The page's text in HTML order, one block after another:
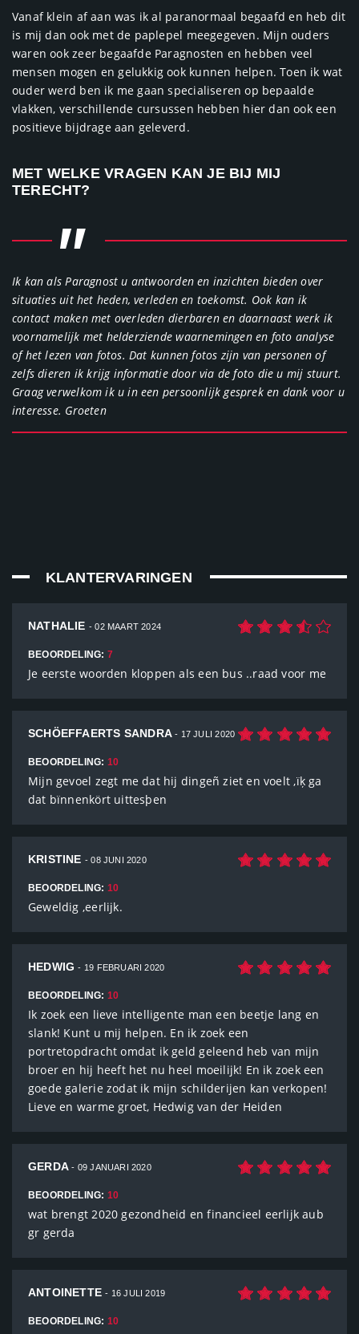
Vanaf klein af aan was ik al paranormaal begaafd en heb dit
is mij dan ook met de paplepel meegegeven. Mijn ouders
waren ook zeer begaafde Paragnosten en hebben veel
mensen mogen en gelukkig ook kunnen helpen. Toen ik wat
ouder werd ben ik me gaan specialiseren op bepaalde
vlakken, verschillende cursussen hebben hier dan ook een
positieve bijdrage aan geleverd.
MET WELKE VRAGEN KAN JE BIJ MIJ
TERECHT?
"
Ik kan als Paragnost u antwoorden en inzichten bieden over
situaties uit het heden, verleden en toekomst. Ook kan ik
contact maken met overleden dierbaren en daarnaast werk ik
voornamelijk met helderziende waarnemingen en foto analyse
of het lezen van fotos. Dat kunnen fotos zijn van personen of
zelfs dieren ik krijg informatie door via de foto die u mij stuurt.
Graag verwelkom ik u in een persoonlijk gesprek en dank voor u
interesse. Groeten
KLANTERVARINGEN
NATHALIE - 02 MAART 2024
BEOORDELING: 7
Je eerste woorden kloppen als een bus ..raad voor me
SCHÖEFFAERTS SANDRA- 17 JULI 2020
BEOORDELING: 10
Mijn gevoel zegt me dat hij dingeñ ziet en voelt ,ïķ ga
dat bïnnenkört uittesþen
KRISTINE - 08 JUNI 2020
BEOORDELING: 10
Geweldig ,eerlijk.
HEDWIG- 19 FEBRUARI 2020
BEOORDELING: 10
Ik zoek een lieve intelligente man een beetje lang en
slank! Kunt u mij helpen. En ik zoek een
portretopdracht omdat ik geld geleend heb van mijn
broer en hij heeft het nu heel moeilijk! En ik zoek een
goede galerie zodat ik mijn schilderijen kan verkopen!
Lieve en warme groet, Hedwig van der Heiden
GERDA- 09 JANUARI 2020
BEOORDELING: 10
wat brengt 2020 gezondheid en financieel eerlijk aub
gr gerda
ANTOINETTE- 16 JULI 2019
BEOORDELING: 10